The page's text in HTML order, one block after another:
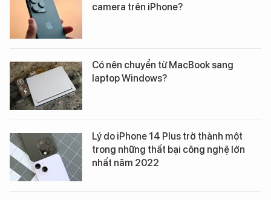
camera trên iPhone?
Có nên chuyển từ MacBook sang
laptop Windows?
Lý do iPhone 14 Plus trở thành một
trong những thất bại công nghệ lớn
nhất năm 2022